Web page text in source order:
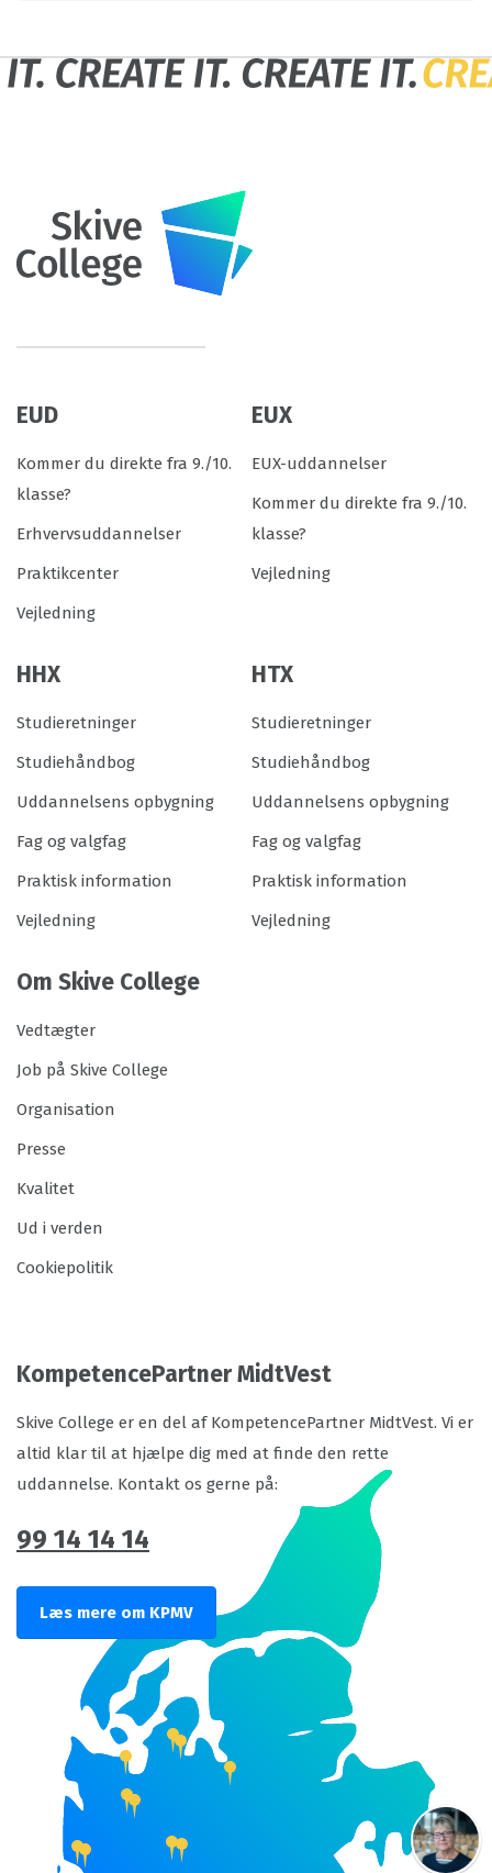
EUD
Kommer du direkte fra 9./10.
klasse?
Erhvervsuddannelser
Praktikcenter
Vejledning
EUX
EUX-uddannelser
Kommer du direkte fra 9./10.
klasse?
Vejledning
HHX
Studieretninger
Studiehåndbog
Uddannelsens opbygning
Fag og valgfag
Praktisk information
Vejledning
HTX
Studieretninger
Studiehåndbog
Uddannelsens opbygning
Fag og valgfag
Praktisk information
Vejledning
Om Skive College
Vedtægter
Job på Skive College
Organisation
Presse
Kvalitet
Ud i verden
Cookiepolitik
KompetencePartner MidtVest
Skive College er en del af KompetencePartner MidtVest. Vi er
altid klar til at hjælpe dig med at finde den rette
uddannelse. Kontakt os gerne på:
99 14 14 14
Læs mere om KPMV